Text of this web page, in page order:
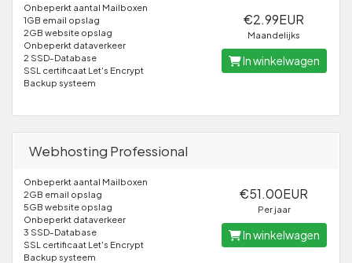
Onbeperkt aantal Mailboxen
1GB email opslag
2GB website opslag
Onbeperkt dataverkeer
2 SSD-Database
SSL certificaat Let's Encrypt
Backup systeem
€2.99EUR
Maandelijks
In winkelwagen
Webhosting Professional
Onbeperkt aantal Mailboxen
2GB email opslag
5GB website opslag
Onbeperkt dataverkeer
3 SSD-Database
SSL certificaat Let's Encrypt
Backup systeem
€51.00EUR
Per jaar
In winkelwagen